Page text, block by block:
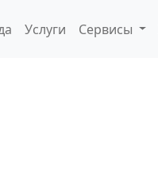
Услуги Сервисы